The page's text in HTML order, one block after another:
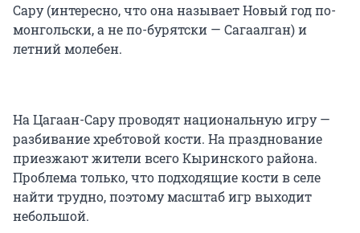
Сару (интересно, что она называет Новый год по-
монгольски, а не по-бурятски — Сагаалган) и
летний молебен.
На Цагаан-Сару проводят национальную игру —
разбивание хребтовой кости. На празднование
приезжают жители всего Кыринского района.
Проблема только, что подходящие кости в селе
найти трудно, поэтому масштаб игр выходит
небольшой.